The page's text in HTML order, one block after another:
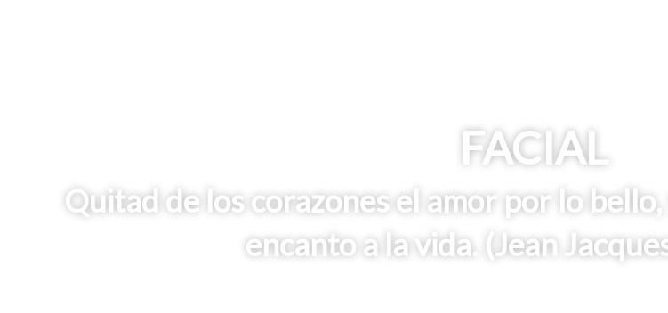
FACIAL
Quitad de los corazones el amor por lo
encanto a la vida. (Jean